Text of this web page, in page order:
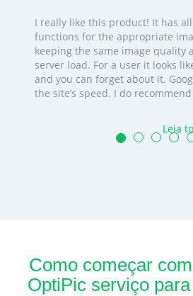
I really like this product! It has
functions for the appropriate
keeping the same image quality
server load. For a user it looks
and you can forget about it.
the site’s speed. I do
Leia
Como começar
OptiPic serviço